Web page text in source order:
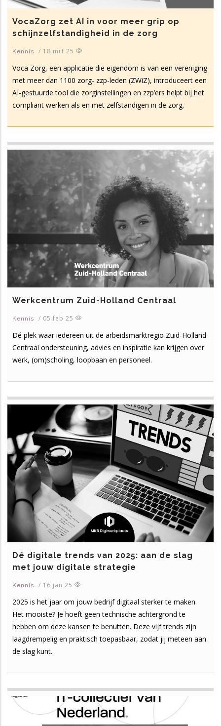
VocaZorg zet AI in voor meer grip op
schijnzelfstandigheid in de zorg
Kennis / 18 mrt 25
Voca Zorg, een applicatie die eigendom is van een vereniging
met meer dan 1100 zorg- zzp-leden (ZWiZ), introduceert een
AI-gestuurde tool die zorginstellingen en zzp’ers helpt bij het
compliant werken als en met zelfstandigen in de zorg.
Werkcentrum Zuid-Holland Centraal
Kennis / 05 feb 25
Dé plek waar iedereen uit de arbeidsmarktregio Zuid-Holland
Centraal ondersteuning, advies en inspiratie kan krijgen over
werk, (om)scholing, loopbaan en personeel.
Dé digitale trends van 2025: aan de slag
met jouw digitale strategie
Kennis / 16 jan 25
2025 is het jaar om jouw bedrijf digitaal sterker te maken.
Het mooiste? Je hoeft geen technische achtergrond te
hebben om deze kansen te benutten. Deze vijf trends zijn
laagdrempelig en praktisch toepasbaar, zodat jij meteen aan
de slag kunt.